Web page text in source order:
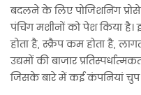
बदलने के लिए पोजिशनिंग
पंचिंग मशीनों को पेश किया है।
होता है, स्क्रैप कम होता है,
उद्यमों की बाजार
जिसके बारे में कई कंपनियां चुप